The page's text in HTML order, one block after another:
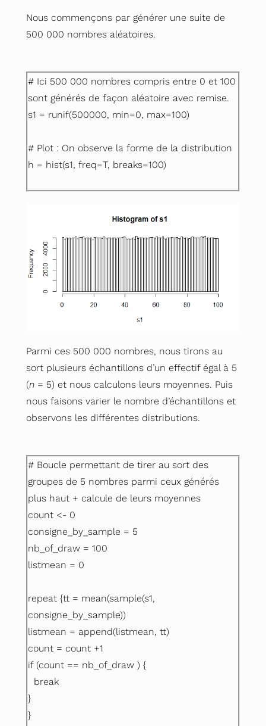
Nous commençons par générer une suite de
500 000 nombres aléatoires.
# Ici 500 000 nombres compris entre 0 et 100
sont générés de façon aléatoire avec remise.
s1 = runif(500000, min=0, max=100)
# Plot : On observe la forme de la distribution
h = hist(s1, freq=T, breaks=100)
Parmi ces 500 000 nombres, nous tirons au
sort plusieurs échantillons d’un effectif égal à 5
(n = 5) et nous calculons leurs moyennes. Puis
nous faisons varier le nombre d’échantillons et
observons les différentes distributions.
# Boucle permettant de tirer au sort des
groupes de 5 nombres parmi ceux générés
plus haut + calcule de leurs moyennes
count <- 0
consigne_by_sample = 5
nb_of_draw = 100
listmean = 0
repeat {tt = mean(sample(s1,
consigne_by_sample))
listmean = append(listmean, tt)
count = count +1
if (count == nb_of_draw ) {
break
}
}